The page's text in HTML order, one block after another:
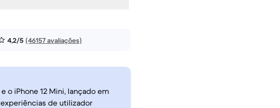
4,2/5 (46157 avaliações)
o iPhone 12 Mini, lançado em
de utilizador